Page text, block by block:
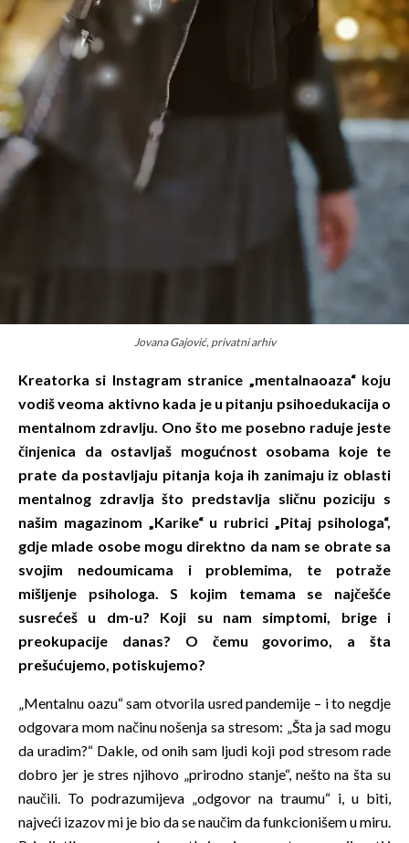
Jovana Gajović, privatni arhiv
Kreatorka si Instagram stranice „mentalnaoaza“ koju
vodiš veoma aktivno kada je u pitanju psihoedukacija o
mentalnom zdravlju. Ono što me posebno raduje jeste
činjenica da ostavljaš mogućnost osobama koje te
prate da postavljaju pitanja koja ih zanimaju iz oblasti
mentalnog zdravlja što predstavlja sličnu poziciju s
našim magazinom „Karike“ u rubrici „Pitaj psihologa“,
gdje mlade osobe mogu direktno da nam se obrate sa
svojim nedoumicama i problemima, te potraže
mišljenje psihologa. S kojim temama se najčešće
susrećeš u dm-u? Koji su nam simptomi, brige i
preokupacije danas? O čemu govorimo, a šta
prešućujemo, potiskujemo?
„Mentalnu oazu“ sam otvorila usred pandemije – i to negdje
odgovara mom načinu nošenja sa stresom: „Šta ja sad mogu
da uradim?“ Dakle, od onih sam ljudi koji pod stresom rade
dobro jer je stres njihovo „prirodno stanje“, nešto na šta su
naučili. To podrazumijeva „odgovor na traumu“ i, u biti,
najveći izazov mi je bio da se naučim da funkcionišem u miru.